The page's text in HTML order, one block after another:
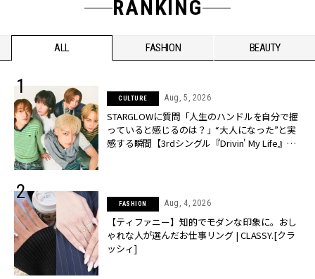
RANKING
ALL FASHION BEAUTY
CULTURE Aug, 5, 2026
STARGLOWに質問「人生のハンドルを自分で握
っていると感じるのは？」“大️人になった”と実
感する瞬間【3rdシングル『Drivin' My Life』発
FASHION Aug, 4, 2026
【ティファニー】知的でモダンな印象に。おし
ゃれな人が選んだお仕事リング | CLASSY.[クラ
ッシィ]